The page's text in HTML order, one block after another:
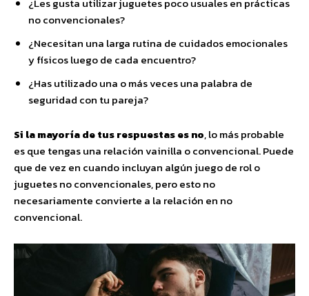
no convencionales?
¿Necesitan una larga rutina de cuidados emocionales
y físicos luego de cada encuentro?
¿Has utilizado una o más veces una palabra de
seguridad con tu pareja?
Si la mayoría de tus respuestas es no, lo más probable
es que tengas una relación vainilla o convencional. Puede
que de vez en cuando incluyan algún juego de rol o
juguetes no convencionales, pero esto no
necesariamente convierte a la relación en no
convencional.